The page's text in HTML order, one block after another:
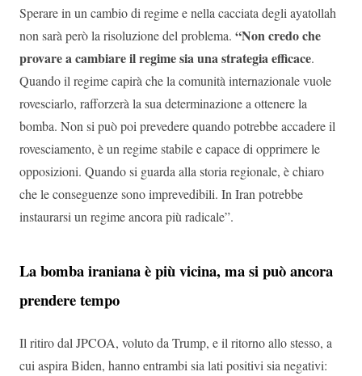
Sperare in un cambio di regime e nella cacciata degli ayatollah
non sarà però la risoluzione del problema. “Non credo che
provare a cambiare il regime sia una strategia efficace.
Quando il regime capirà che la comunità internazionale vuole
rovesciarlo, rafforzerà la sua determinazione a ottenere la
bomba. Non si può poi prevedere quando potrebbe accadere il
rovesciamento, è un regime stabile e capace di opprimere le
opposizioni. Quando si guarda alla storia regionale, è chiaro
che le conseguenze sono imprevedibili. In Iran potrebbe
instaurarsi un regime ancora più radicale”.
La bomba iraniana è più vicina, ma si può ancora
prendere tempo
Il ritiro dal JPCOA, voluto da Trump, e il ritorno allo stesso, a
cui aspira Biden, hanno entrambi sia lati positivi sia negativi: